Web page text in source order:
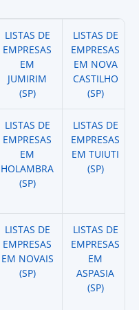
LISTAS DE
EMPRESAS
EM
JUMIRIM
(SP)
LISTAS DE
EMPRESAS
EM NOVA
CASTILHO
(SP)
LISTAS DE
EMPRESAS
EM
HOLAMBRA
(SP)
LISTAS DE
EMPRESAS
EM TUIUTI
(SP)
LISTAS DE
EMPRESAS
EM NOVAIS
(SP)
LISTAS DE
EMPRESAS
EM
ASPASIA
(SP)